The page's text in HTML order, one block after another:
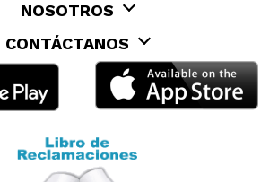
NOSOTROS
CONTÁCTANOS